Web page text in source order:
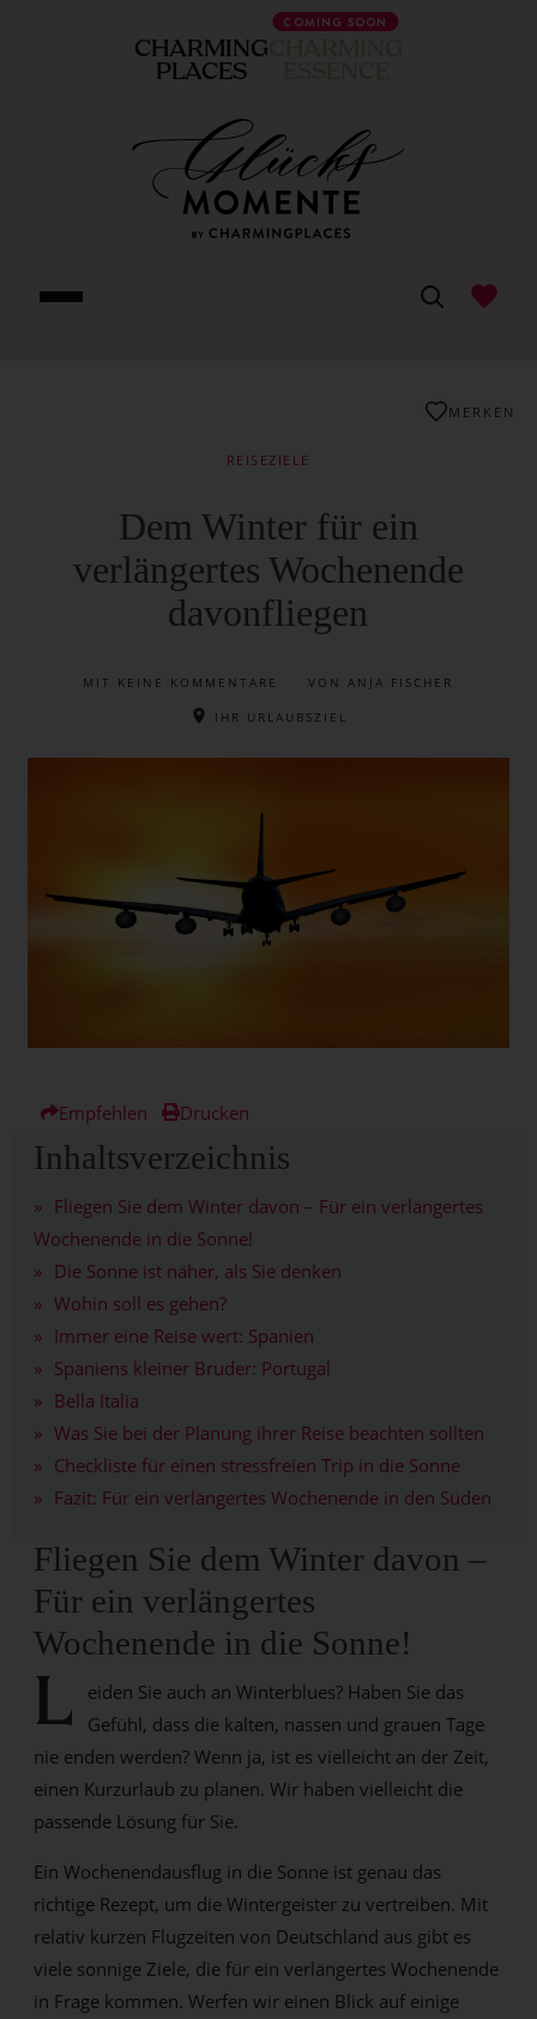
CHARMING
PLACES
COMING SOON
REISEZIELE
Dem Winter für ein
verlängertes Wochenende
davonfliegen
MIT KEINE KOMMENTARE VON ANJA FISCHER
IHR URLAUBSZIEL
MERKEN
Empfehlen Drucken
Inhaltsverzeichnis
Fliegen Sie dem Winter davon – Für ein verlängertes
Wochenende in die Sonne!
Die Sonne ist näher, als Sie denken
Wohin soll es gehen?
Immer eine Reise wert: Spanien
Spaniens kleiner Bruder: Portugal
Bella Italia
Was Sie bei der Planung ihrer Reise beachten sollten
Checkliste für einen stressfreien Trip in die Sonne
Fazit: Für ein verlängertes Wochenende in den Süden
Fliegen Sie dem Winter davon –
Für ein verlängertes
Wochenende in die Sonne!
L
eiden Sie auch an Winterblues? Haben Sie das
Gefühl, dass die kalten, nassen und grauen Tage
nie enden werden? Wenn ja, ist es vielleicht an der Zeit,
einen Kurzurlaub zu planen. Wir haben vielleicht die
passende Lösung für Sie.
Ein Wochenendausflug in die Sonne ist genau das
richtige Rezept, um die Wintergeister zu vertreiben. Mit
relativ kurzen Flugzeiten von Deutschland aus gibt es
viele sonnige Ziele, die für ein verlängertes Wochenende
in Frage kommen. Werfen wir einen Blick auf einige